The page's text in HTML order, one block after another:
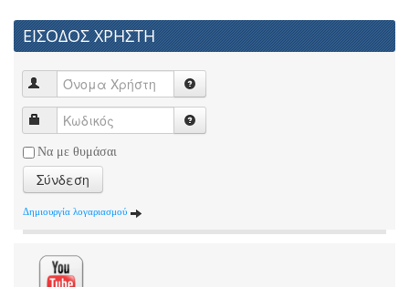
ΕΙΣΟΔΟΣ ΧΡΗΣΤΗ
Να με θυμάσαι
Σύνδεση
Δημιουργία λογαριασμού